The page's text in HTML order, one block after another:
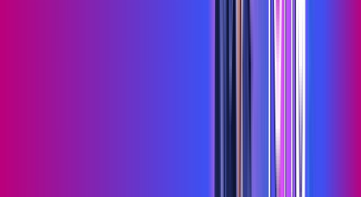
Wi-fi de alta performance para curtir e compartilhar à vontade